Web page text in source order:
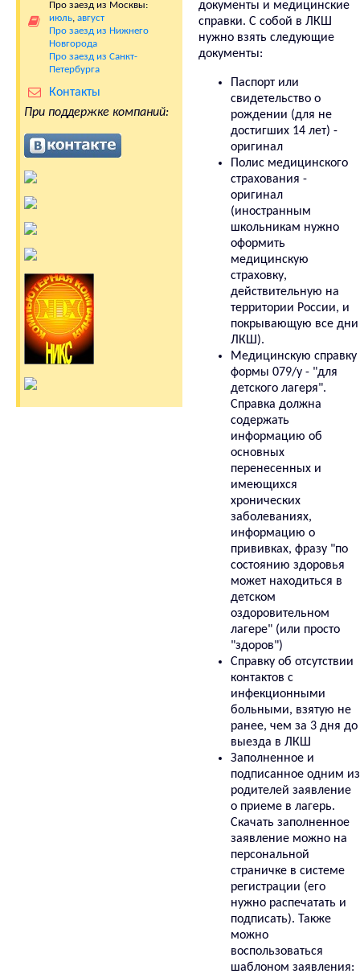
Про заезд из Москвы:
июль, август
Про заезд из Нижнего
Новгорода
Про заезд из Санкт-
Петербурга
Контакты
При поддержке компаний:
документы и медицинские
справки. С собой в ЛКШ
нужно взять следующие
документы:
Паспорт или
свидетельство о
рождении (для не
достигших 14 лет) -
оригинал
Полис медицинского
страхования -
оригинал
(иностранным
школьникам нужно
оформить
медицинскую
страховку,
действительную на
территории России, и
покрывающую все дни
ЛКШ).
Медицинскую справку
формы 079/у - "для
детского лагеря".
Справка должна
содержать
информацию об
основных
перенесенных и
имеющихся
хронических
заболеваниях,
информацию о
прививках, фразу "по
состоянию здоровья
может находиться в
детском
оздоровительном
лагере" (или просто
"здоров")
Справку об отсутствии
контактов с
инфекционными
больными, взятую не
ранее, чем за 3 дня до
выезда в ЛКШ
Заполненное и
подписанное одним из
родителей заявление
о приеме в лагерь.
Скачать заполненное
заявление можно на
персональной
страничке в системе
регистрации (его
нужно распечатать и
подписать). Также
можно
воспользоваться
шаблоном заявления: